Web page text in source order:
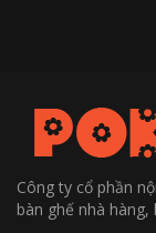
Công ty cổ phần
bàn ghế nhà